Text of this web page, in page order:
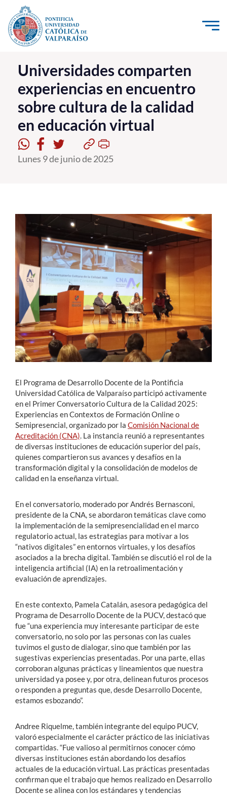
Click acá para ir directamente al contenido
La Universidad
Investigación, Creación e Innovación
PUCV Internacional
Vinculación con el Medio
Admisión
Formación Continua
Estudiantes
Académicos
Funcionarios
Alumni
English
Universidades comparten
experiencias en encuentro
sobre cultura de la calidad
en educación virtual
Lunes 9 de junio de 2025
El Programa de Desarrollo Docente de la Pontificia
Universidad Católica de Valparaíso participó activamente
en el Primer Conversatorio Cultura de la Calidad 2025:
Experiencias en Contextos de Formación Online o
Semipresencial, organizado por la Comisión Nacional de
Acreditación (CNA) . La instancia reunió a representantes
de diversas instituciones de educación superior del país,
quienes compartieron sus avances y desafíos en la
transformación digital y la consolidación de modelos de
calidad en la enseñanza virtual.
En el conversatorio, moderado por Andrés Bernasconi,
presidente de la CNA, se abordaron temáticas clave como
la implementación de la semipresencialidad en el marco
regulatorio actual, las estrategias para motivar a los
“nativos digitales” en entornos virtuales, y los desafíos
asociados a la brecha digital. También se discutió el rol de la
inteligencia artificial (IA) en la retroalimentación y
evaluación de aprendizajes.
En este contexto, Pamela Catalán, asesora pedagógica del
Programa de Desarrollo Docente de la PUCV, destacó que
fue “una experiencia muy interesante participar de este
conversatorio, no solo por las personas con las cuales
tuvimos el gusto de dialogar, sino que también por las
sugestivas experiencias presentadas. Por una parte, ellas
corroboran algunas prácticas y lineamientos que nuestra
universidad ya posee y, por otra, delinean futuros procesos
o responden a preguntas que, desde Desarrollo Docente,
estamos esbozando”.
Andree Riquelme, también integrante del equipo PUCV,
valoró especialmente el carácter práctico de las iniciativas
compartidas. “Fue valioso al permitirnos conocer cómo
diversas instituciones están abordando los desafíos
actuales de la educación virtual. Las prácticas presentadas
confirman que el trabajo que hemos realizado en Desarrollo
Docente se alinea con los estándares y tendencias